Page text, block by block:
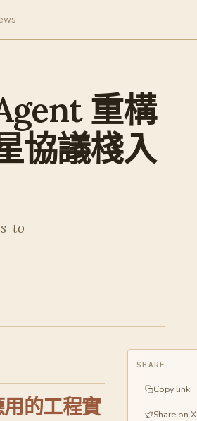
重構
協議棧入
to-
的工程實
SHARE
Copy link
Share on X